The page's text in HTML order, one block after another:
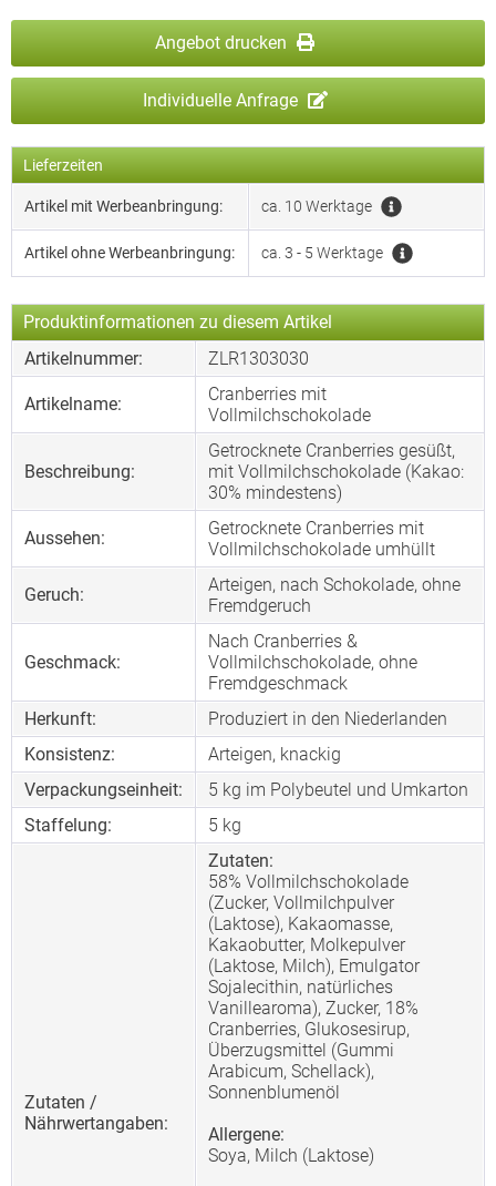
Angebot drucken
Individuelle Anfrage
Lieferzeiten
Artikel mit Werbeanbringung: ca. 10 Werktage
Artikel ohne Werbeanbringung: ca. 3 - 5 Werktage
Produktinformationen zu diesem Artikel
Artikelnummer:
ZLR1303030
Artikelname:
Cranberries mit
Vollmilchschokolade
Beschreibung:
Getrocknete Cranberries gesüßt,
mit Vollmilchschokolade (Kakao:
30% mindestens)
Aussehen:
Getrocknete Cranberries mit
Vollmilchschokolade umhüllt
Geruch:
Arteigen, nach Schokolade, ohne
Fremdgeruch
Geschmack:
Nach Cranberries &
Vollmilchschokolade, ohne
Fremdgeschmack
Herkunft:
Produziert in den Niederlanden
Konsistenz:
Arteigen, knackig
Verpackungseinheit:
5 kg im Polybeutel und Umkarton
Staffelung:
5 kg
Zutaten /
Nährwertangaben:
Zutaten:
58% Vollmilchschokolade
(Zucker, Vollmilchpulver
(Laktose), Kakaomasse,
Kakaobutter, Molkepulver
(Laktose, Milch), Emulgator
Sojalecithin, natürliches
Vanillearoma), Zucker, 18%
Cranberries, Glukosesirup,
Überzugsmittel (Gummi
Arabicum, Schellack),
Sonnenblumenöl
Allergene:
Soya, Milch (Laktose)